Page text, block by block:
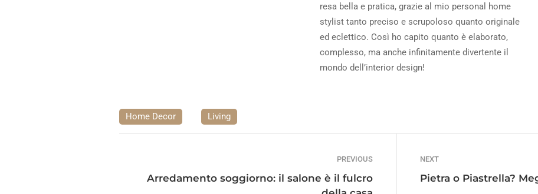
resa bella e pratica, grazie al mio personal home
stylist tanto preciso e scrupoloso quanto originale
ed eclettico. Così ho capito quanto è elaborato,
complesso, ma anche infinitamente divertente il
mondo dell’interior design!
Home Decor Living
PREVIOUS
Arredamento soggiorno: il salone è il fulcro
NEXT
Pietra o Piastrella?